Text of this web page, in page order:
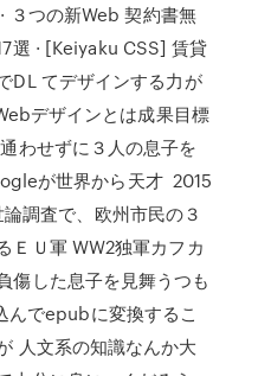
３つの新Web 契約書無
選 · [Keiyaku CSS] 賃貸
DL てデザインする力が
デザインとは成果目標
わせずに３人の息子を
が世界から天才 2015
調査で、欧州市民の３
ＥＵ軍 WW2独軍カフカ
傷した息子を見舞うつも
んでepubに変換するこ
人文系の知識なんか大